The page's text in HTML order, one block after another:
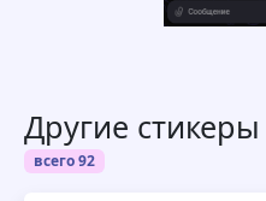
Другие стикеры
всего 92